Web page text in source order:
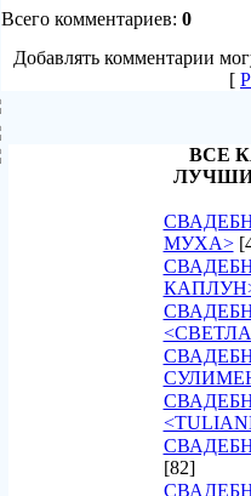
Всего комментариев: 0
Добавлять комментарии
[
ВСЕ
МУХА>
[82]